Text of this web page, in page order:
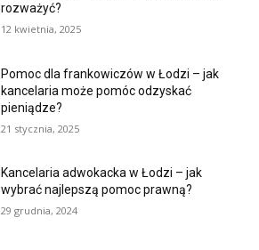
rozważyć?
12 kwietnia, 2025
Pomoc dla frankowiczów w Łodzi – jak
kancelaria może pomóc odzyskać
pieniądze?
21 stycznia, 2025
Kancelaria adwokacka w Łodzi – jak
wybrać najlepszą pomoc prawną?
29 grudnia, 2024